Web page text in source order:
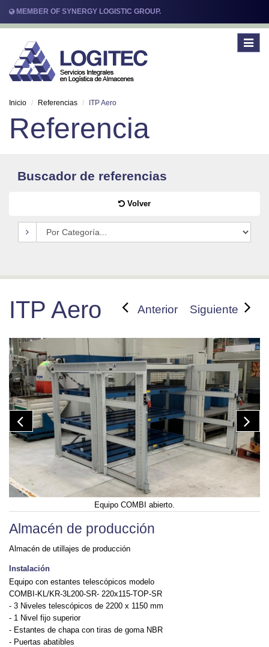
MEMBER OF SYNERGY LOGISTIC GROUP.
Toggle
Inicio Referencias ITP Aero
Referencia
Buscador de referencias
Volver
Anterior Siguiente
ITP Aero
Equipo COMBI abierto.
Almacén de producción
Almacén de utillajes de producción
Instalación
Equipo con estantes telescópicos modelo
COMBI-KL/KR-3L200-SR- 220x115-TOP-SR
- 3 Niveles telescópicos de 2200 x 1150 mm
- 1 Nivel fijo superior
- Estantes de chapa con tiras de goma NBR
- Puertas abatibles